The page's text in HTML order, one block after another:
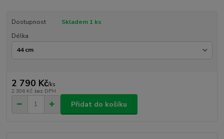
Dostupnost
Skladem 1 ks
Délka
2 790 Kč/ks
2 306 Kč bez DPH
Přidat do košíku